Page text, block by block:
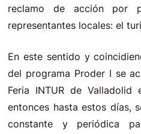
reclamo de acción por
representantes locales: el
En este sentido y
del programa Proder I se
Feria INTUR de
entonces hasta estos días,
constante y periódica